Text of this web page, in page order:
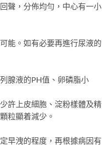
聲，分佈均勻，中心有一小
能。如有必要再進行尿液的
腺液的PH值、卵磷脂小
許上皮細胞、淀粉樣體及精
粒顯着減少。
早洩的程度，再根據病因有